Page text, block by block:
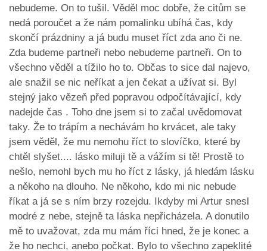
nebudeme. On to tušil. Věděl moc dobře, že citům se
nedá poroučet a že nám pomalinku ubíhá čas, kdy
skončí prázdniny a já budu muset říct zda ano či ne.
Zda budeme partneři nebo nebudeme partneři. On to
všechno věděl a tížilo ho to. Občas to sice dal najevo,
ale snažil se nic neříkat a jen čekat a užívat si. Byl
stejný jako vězeň před popravou odpočítávající, kdy
nadejde čas . Toho dne jsem si to začal uvědomovat
taky. Že to trápím a nechávám ho krvácet, ale taky
jsem věděl, že mu nemohu říct to slovíčko, které by
chtěl slyšet.... lásko miluji tě a vážím si tě! Prostě to
nešlo, nemohl bych mu ho říct z lásky, já hledám lásku
a někoho na dlouho. Ne někoho, kdo mi nic nebude
říkat a já se s ním brzy rozejdu. Ikdyby mi Artur snesl
modré z nebe, stejně ta láska nepřicházela. A donutilo
mě to uvažovat, zda mu mám říci hned, že je konec a
že ho nechci, anebo počkat. Bylo to všechno zapeklité